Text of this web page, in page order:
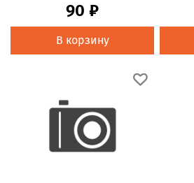
90 ₽
В корзину